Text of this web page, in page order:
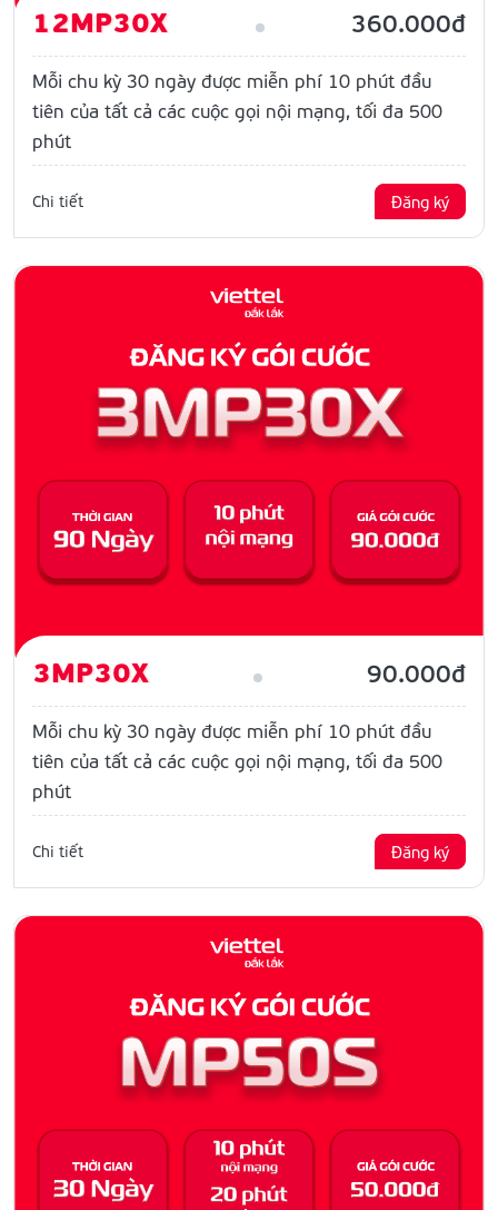
12MP30X 360.000đ
Mỗi chu kỳ 30 ngày được miễn phí 10 phút đầu
tiên của tất cả các cuộc gọi nội mạng, tối đa 500
phút
Chi tiết Đăng ký
3MP30X 90.000đ
Mỗi chu kỳ 30 ngày được miễn phí 10 phút đầu
tiên của tất cả các cuộc gọi nội mạng, tối đa 500
phút
Chi tiết Đăng ký